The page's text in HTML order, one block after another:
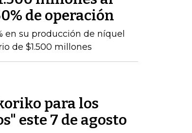
de operación
en su producción de níquel
de $1.500 millones
para los
este 7 de agosto